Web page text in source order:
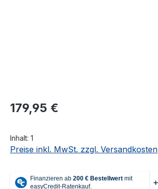
Regulärer Preis:
179,95 €
Inhalt: 1
Preise inkl. MwSt. zzgl. Versandkosten